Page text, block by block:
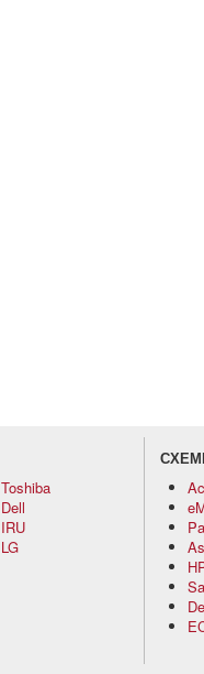
Toshiba
Dell
IRU
LG